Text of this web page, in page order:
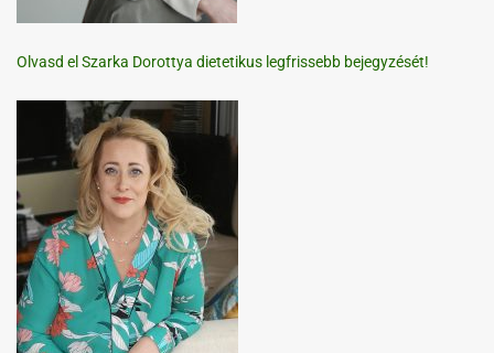
Olvasd el Szarka Dorottya dietetikus legfrissebb bejegyzését!